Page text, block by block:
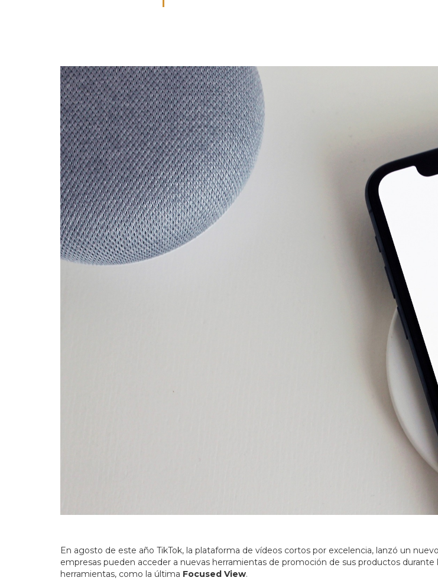
En agosto de este año TikTok, la plataforma de vídeos cortos por excelencia, lanzó un
empresas pueden acceder a nuevas herramientas de promoción de sus productos
herramientas, como la última Focused View.